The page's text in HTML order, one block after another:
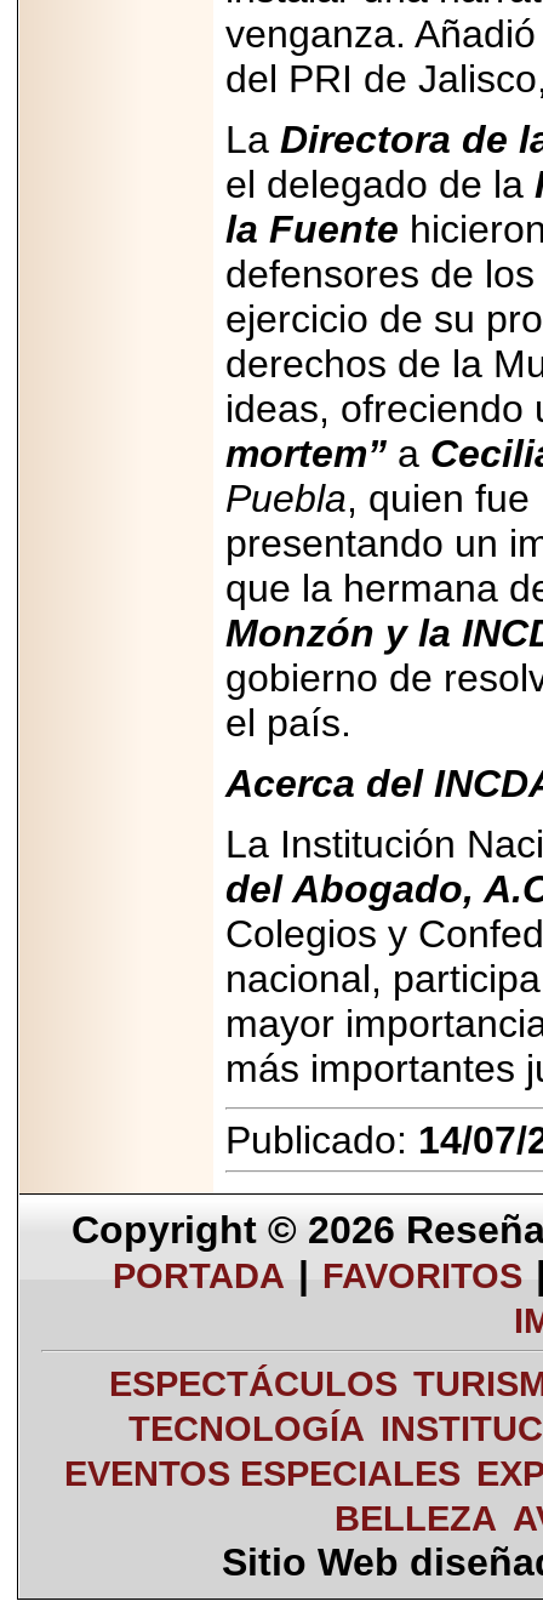
venganza.
del PRI de
La Directora de
el delegado de la
la Fuente
defensores de
ejercicio de su
derechos de la
ideas, ofreciendo
mortem” a
Puebla, quien
presentando un
que la hermana
Monzón y la
gobierno de
el país.
Acerca del
La Institución
del Abogado,
Colegios y
nacional,
mayor
más importantes
Publicado: 14/07/
Copyright © 2026
PORTADA | FAVORITOS
ESPECTÁCULOS
TECNOLOGÍA
EVENTOS ESPECIALES
BELLEZA
Sitio Web